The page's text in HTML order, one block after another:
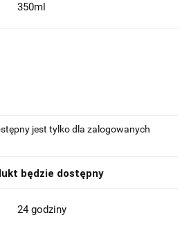
350ml
jest tylko dla zalogowanych
będzie dostępny
24 godziny